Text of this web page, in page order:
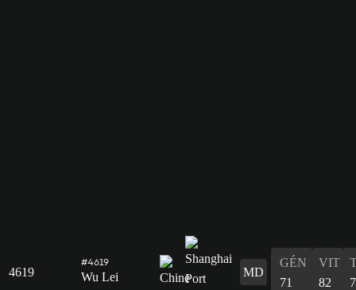
4619
#4619
Wu Lei MD
GÉN
71
VIT
82